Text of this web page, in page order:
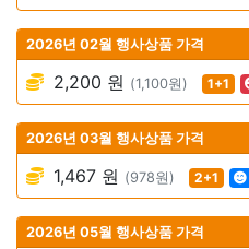
2026년 02월 행사상품 가격
2,200 원 (1,100원) 1+1
2026년 03월 행사상품 가격
1,467 원 (978원) 2+1
2026년 05월 행사상품 가격